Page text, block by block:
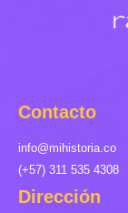
Contacto
info@mihistoria.co
(+57) 311 535 4308
Dirección